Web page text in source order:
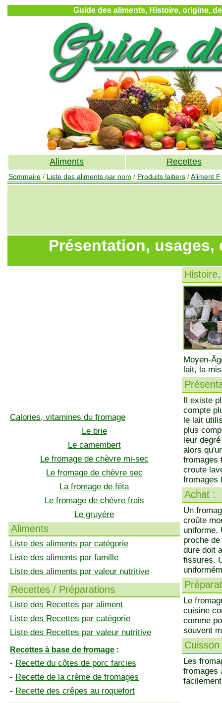
Guide des aliments, Histoire, origine,
Aliments Recettes
Sommaire / Liste des aliments par nom / Produits laitiers /Aliment F
Présentation,
Calories, vitamines du fromage
Le brie
Le camembert
Le fromage de chèvre mi-sec
Le fromage de chèvre sec
La fromage de féta
Le fromage de chèvre frais
Le gruyère
Aliments
Liste des aliments par catégorie
Liste des aliments par famille
Liste des aliments par valeur nutritive
Recettes / Préparations
Liste des Recettes par aliment
Liste des Recettes par catégorie
Liste des Recettes par valeur nutritive
Recettes à base de fromage :
- Recette du côtes de porc farcies
- Recette de la crème de fromages
- Recette des crêpes au roquefort
Moyen-
lait, la
Il existe
compte
le lait
plus
leur
alors
fromages
croute
fromages
Achat :
Un
croûte
uniforme.
proche
dure doit
fissures.
Le
cuisine
comme
souvent
Cuisson
Les
fromages